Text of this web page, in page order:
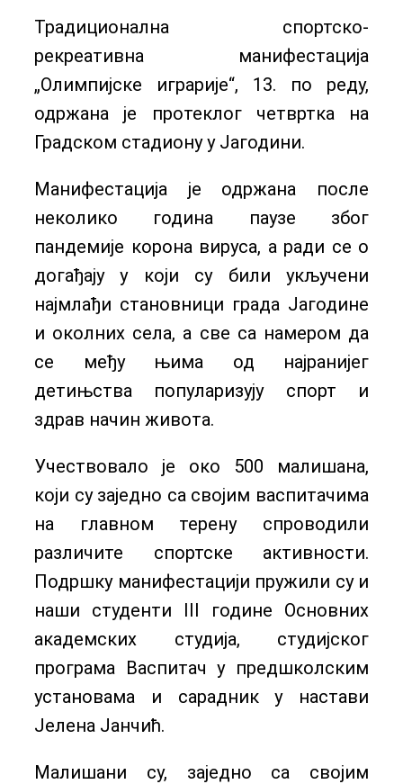
Традиционална спортско-
рекреативна манифестација
„Олимпијске играрије“, 13. по реду,
одржана је протеклог четвртка на
Градском стадиону у Јагодини.
Манифестација је одржана после
неколико година паузе због
пандемије корона вируса, а ради се о
догађају у који су били укључени
најмлађи становници града Јагодине
и околних села, а све са намером да
се међу њима од најранијег
детињства популаризују спорт и
здрав начин живота.
Учествовало је око 500 малишана,
који су заједно са својим васпитачима
на главном терену спроводили
различите спортске активности.
Подршку манифестацији пружили су и
наши студенти III године Основних
академских студија, студијског
програма Васпитач у предшколским
установама и сарадник у настави
Јелена Јанчић.
Малишани су, заједно са својим